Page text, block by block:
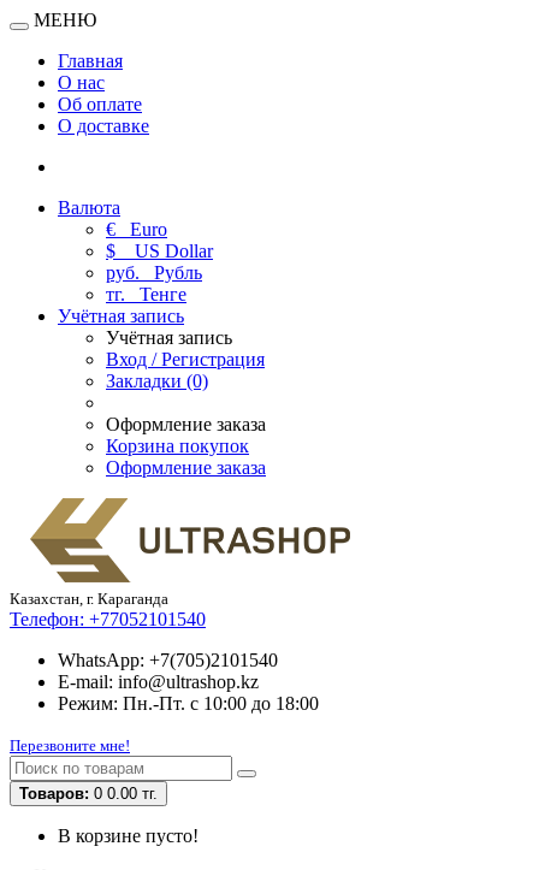
МЕНЮ
Главная
О нас
Об оплате
О доставке
Валюта
€ Euro
$
US Dollar
руб. Рубль
тг. Тенге
Учётная запись
Учётная запись
Вход / Регистрация
Закладки (0)
Оформление заказа
Корзина покупок
Оформление заказа
Казахстан, г. Караганда
Телефон: +77052101540
WhatsApp: +7(705)2101540
E-mail: info@ultrashop.kz
Режим: Пн.-Пт. с 10:00 до 18:00
Перезвоните мне!
Товаров: 0 0.00 тг.
В корзине пусто!